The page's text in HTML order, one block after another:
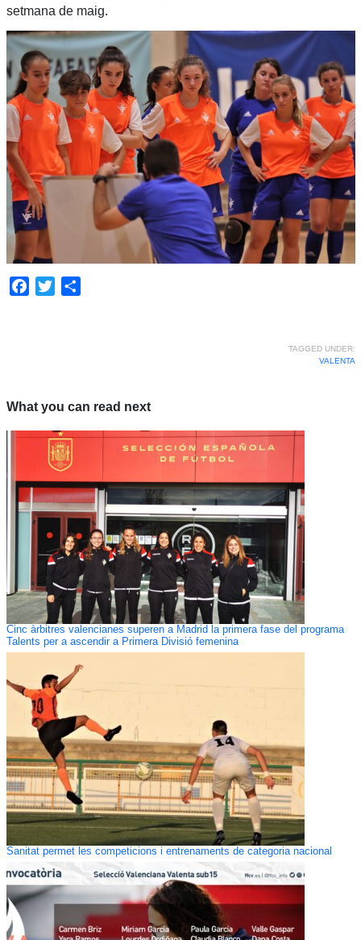
setmana de maig.
Facebook
Twitter
TAGGED UNDER:
VALENTA
What you can read next
Cinc àrbitres valencianes superen a Madrid la primera fase del programa
Talents per a ascendir a Primera Divisió femenina
Sanitat permet les competicions i entrenaments de categoria nacional